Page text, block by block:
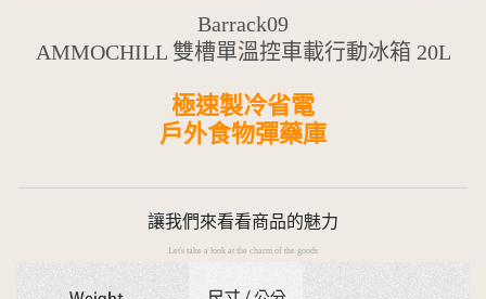
Barrack09
AMMOCHILL 雙槽單溫控車載行動冰箱 20L
極速製冷省電
戶外食物彈藥庫
讓我們來看看商品的魅力
Let's take a look at the charm of the goods